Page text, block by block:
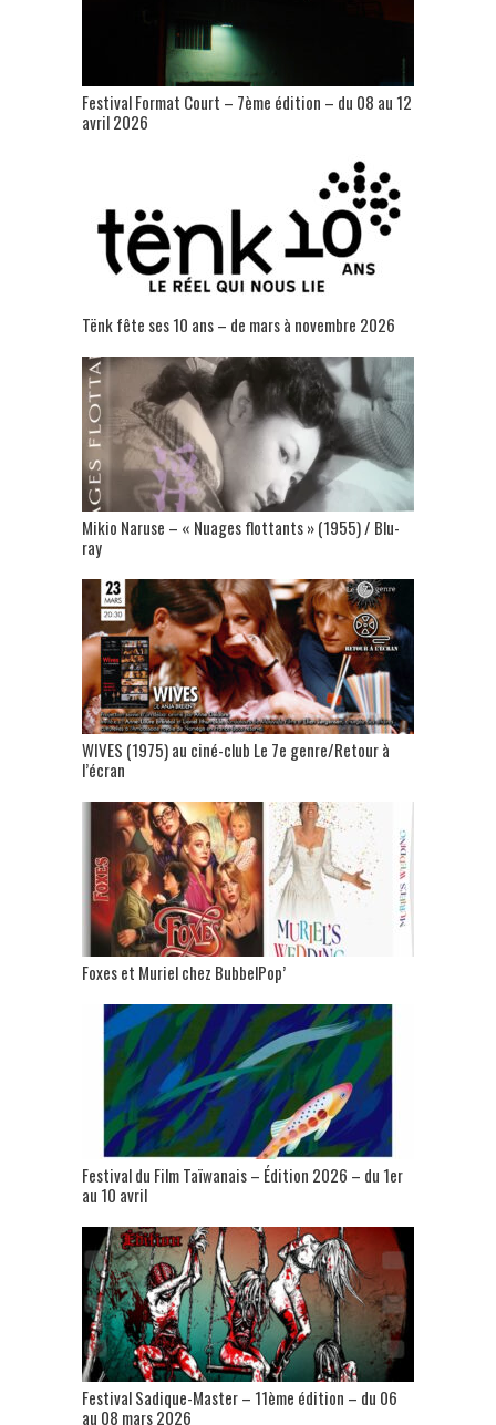
Festival Format Court – 7ème édition – du 08 au 12
avril 2026
Tënk fête ses 10 ans – de mars à novembre 2026
Mikio Naruse – « Nuages flottants » (1955) / Blu-
ray
WIVES (1975) au ciné-club Le 7e genre/Retour à
l’écran
Foxes et Muriel chez BubbelPop’
Festival du Film Taïwanais – Édition 2026 – du 1er
au 10 avril
Festival Sadique-Master – 11ème édition – du 06
au 08 mars 2026